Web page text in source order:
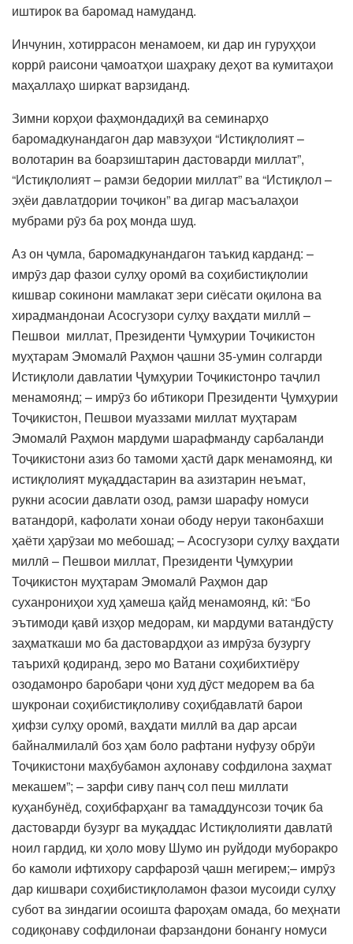
иштирок ва баромад намуданд.
Инчунин, хотиррасон менамоем, ки дар ин гуруҳҳои
коррӣ раисони ҷамоатҳои шаҳраку деҳот ва кумитаҳои
маҳаллаҳо ширкат варзиданд.
Зимни корҳои фаҳмондадиҳӣ ва семинарҳо
баромадкунандагон дар мавзуҳои “Истиқлолият –
волотарин ва боарзиштарин дастоварди миллат”,
“Истиқлолият – рамзи бедории миллат” ва “Истиқлол –
эҳёи давлатдории тоҷикон” ва дигар масъалаҳои
мубрами рӯз ба роҳ монда шуд.
Аз он ҷумла, баромадкунандагон таъкид карданд: –
имрӯз дар фазои сулҳу оромӣ ва соҳибистиқлолии
кишвар сокинони мамлакат зери сиёсати оқилона ва
хирадмандонаи Асосгузори сулҳу ваҳдати миллӣ –
Пешвои миллат, Президенти Ҷумҳурии Тоҷикистон
муҳтарам Эмомалӣ Раҳмон ҷашни 35-умин солгарди
Истиқлоли давлатии Ҷумҳурии Тоҷикистонро таҷлил
менамоянд; – имрӯз бо ибтикори Президенти Ҷумҳурии
Тоҷикистон, Пешвои муаззами миллат муҳтарам
Эмомалӣ Раҳмон мардуми шарафманду сарбаланди
Тоҷикистони азиз бо тамоми ҳастӣ дарк менамоянд, ки
истиқлолият муқаддастарин ва азизтарин неъмат,
рукни асосии давлати озод, рамзи шарафу номуси
ватандорӣ, кафолати хонаи ободу неруи таконбахши
ҳаёти ҳарӯзаи мо мебошад; – Асосгузори сулҳу ваҳдати
миллӣ – Пешвои миллат, Президенти Ҷумҳурии
Тоҷикистон муҳтарам Эмомалӣ Раҳмон дар
суханрониҳои худ ҳамеша қайд менамоянд, кӣ: “Бо
эътимоди қавӣ изҳор медорам, ки мардуми ватандӯсту
заҳматкаши мо ба дастовардҳои аз имрӯза бузургу
таърихӣ қодиранд, зеро мо Ватани соҳибихтиёру
озодамонро баробари ҷони худ дӯст медорем ва ба
шукронаи соҳибистиқлоливу соҳибдавлатӣ барои
ҳифзи сулҳу оромӣ, ваҳдати миллӣ ва дар арсаи
байналмилалӣ боз ҳам боло рафтани нуфузу обрӯи
Тоҷикистони маҳбубамон аҳлонаву софдилона заҳмат
мекашем”; – зарфи сиву панҷ сол пеш миллати
куҳанбунёд, соҳибфарҳанг ва тамаддунсози тоҷик ба
дастоварди бузург ва муқаддас Истиқлолияти давлатӣ
ноил гардид, ки ҳоло мову Шумо ин руйдоди муборакро
бо камоли ифтихору сарфарозӣ ҷашн мегирем;– имрӯз
дар кишвари соҳибистиқлоламон фазои мусоиди сулҳу
субот ва зиндагии осоишта фароҳам омада, бо меҳнати
содиқонаву софдилонаи фарзандони бонангу номуси